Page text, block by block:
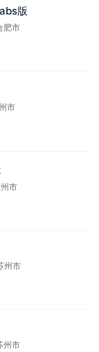
版
肥市
市
市
州市
州市